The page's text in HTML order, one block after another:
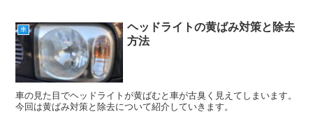
車
ヘッドライトの黄ばみ対策と除去
方法
車の見た目でヘッドライトが黄ばむと車が古臭く見えてしまいます。
今回は黄ばみ対策と除去について紹介していきます。